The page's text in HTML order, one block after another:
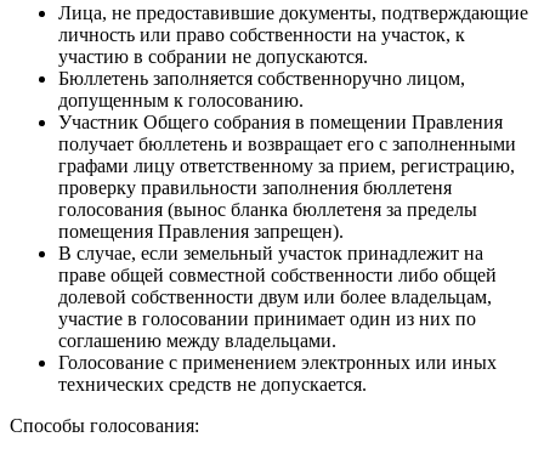
Лица, не предоставившие документы, подтверждающие
личность или право собственности на участок, к
участию в собрании не допускаются.
Бюллетень заполняется собственноручно лицом,
допущенным к голосованию.
Участник Общего собрания в помещении Правления
получает бюллетень и возвращает его с заполненными
графами лицу ответственному за прием, регистрацию,
проверку правильности заполнения бюллетеня
голосования (вынос бланка бюллетеня за пределы
помещения Правления запрещен).
В случае, если земельный участок принадлежит на
праве общей совместной собственности либо общей
долевой собственности двум или более владельцам,
участие в голосовании принимает один из них по
соглашению между владельцами.
Голосование с применением электронных или иных
технических средств не допускается.
Способы голосования: